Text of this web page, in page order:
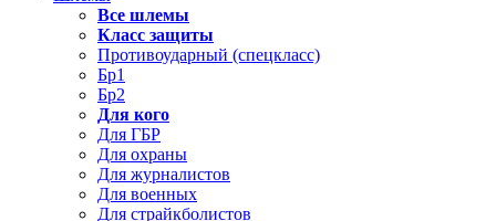
Все шлемы
Класс защиты
Противоударный (спецкласс)
Бр1
Бр2
Для кого
Для ГБР
Для охраны
Для журналистов
Для военных
Для страйкболистов